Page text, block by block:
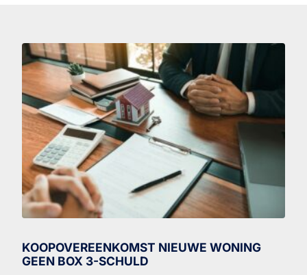
KOOPOVEREENKOMST NIEUWE WONING
GEEN BOX 3-SCHULD